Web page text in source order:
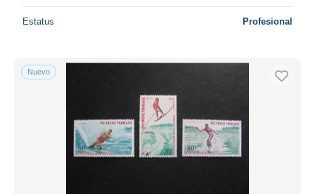
Estatus Profesional
Nuevo